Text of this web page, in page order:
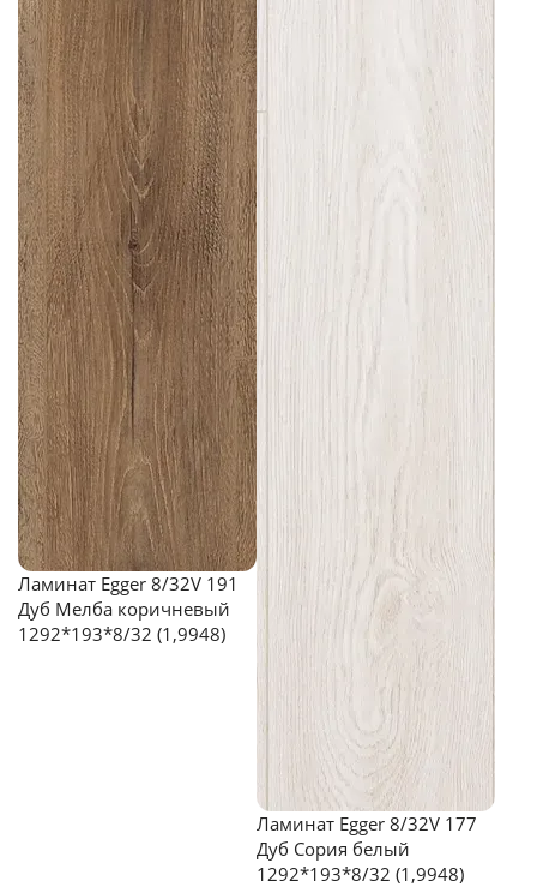
Ламинат Egger 8/32V 191
Дуб Мелба коричневый
1292*193*8/32 (1,9948)
Ламинат Egger 8/32V 177
Дуб Сория белый
1292*193*8/32 (1,9948)